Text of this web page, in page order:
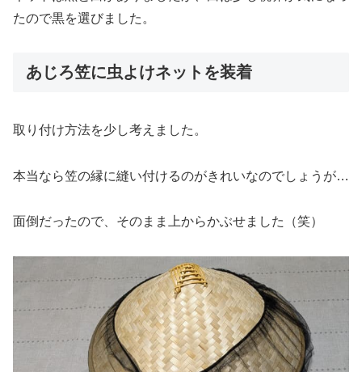
たので黒を選びました。
あじろ笠に虫よけネットを装着
取り付け方法を少し考えました。
本当なら笠の縁に縫い付けるのがきれいなのでしょうが…
面倒だったので、そのまま上からかぶせました（笑）